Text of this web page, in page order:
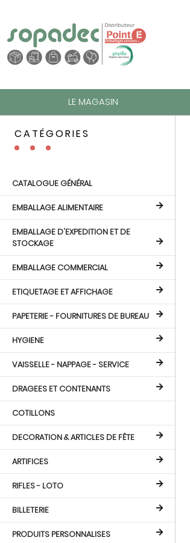
LE MAGASIN
CATÉGORIES
CATALOGUE GÉNÉRAL
EMBALLAGE ALIMENTAIRE
EMBALLAGE D'EXPEDITION ET DE
STOCKAGE
EMBALLAGE COMMERCIAL
ETIQUETAGE ET AFFICHAGE
PAPETERIE - FOURNITURES DE BUREAU
HYGIENE
VAISSELLE - NAPPAGE - SERVICE
DRAGEES ET CONTENANTS
COTILLONS
DECORATION & ARTICLES DE FÊTE
ARTIFICES
RIFLES - LOTO
BILLETERIE
PRODUITS PERSONNALISES